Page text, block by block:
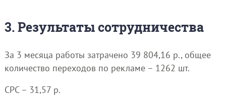
3. Результаты сотрудничества
За 3 месяца работы затрачено 39 804,16 р., общее
количество переходов по рекламе – 1262 шт.
СРС – 31,57 р.